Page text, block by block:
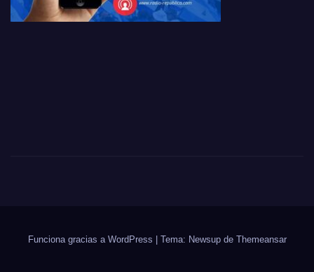
Funciona gracias a WordPress Tema: Newsupde Themeansar